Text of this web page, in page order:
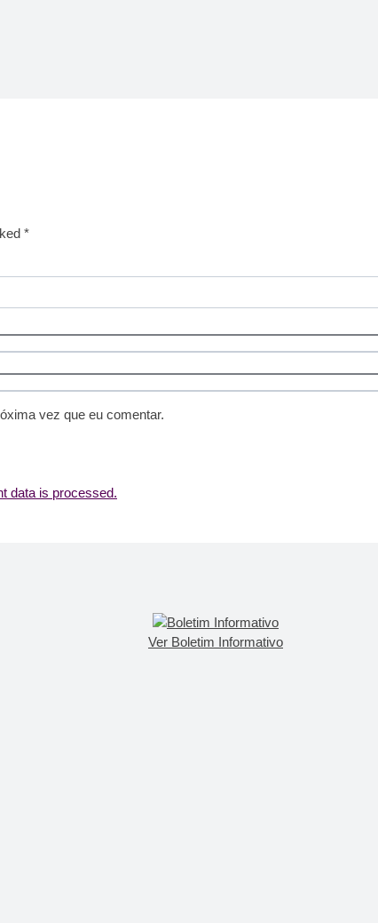
*
vez que eu comentar.
data is processed.
Ver Boletim Informativo